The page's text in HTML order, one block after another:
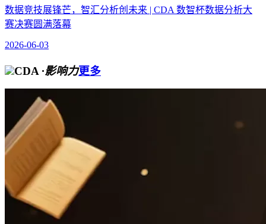
数据竞技展锋芒，智汇分析创未来 | CDA 数智杯数据分析大
赛决赛圆满落幕
2026-06-03
CDA ·影响力更多